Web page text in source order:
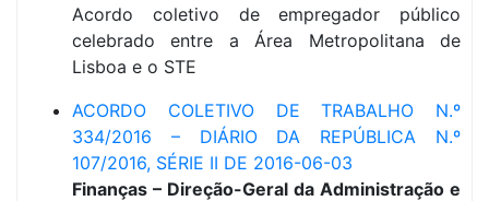
Acordo coletivo de empregador público
celebrado entre a Área Metropolitana de
Lisboa e o STE
ACORDO COLETIVO DE TRABALHO N.º
334/2016 – DIÁRIO DA REPÚBLICA N.º
107/2016, SÉRIE II DE 2016-06-03
Finanças – Direção-Geral da Administração e